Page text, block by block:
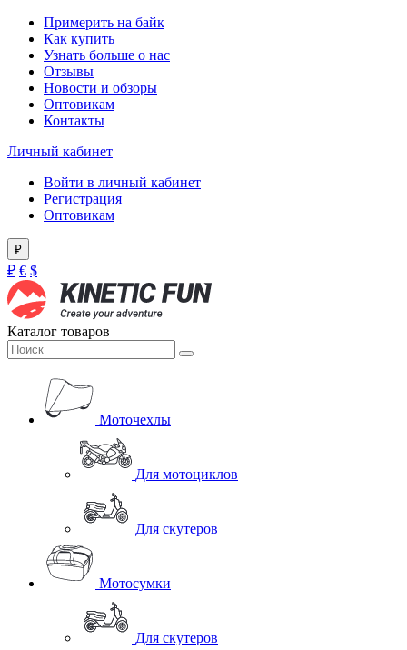
Примерить на байк
Как купить
Узнать больше о нас
Отзывы
Новости и обзоры
Оптовикам
Контакты
Личный кабинет
Войти в личный кабинет
Регистрация
Оптовикам
₽
₽ € $
Каталог товаров
Моточехлы
Для мотоциклов
Для скутеров
Мотосумки
Для скутеров